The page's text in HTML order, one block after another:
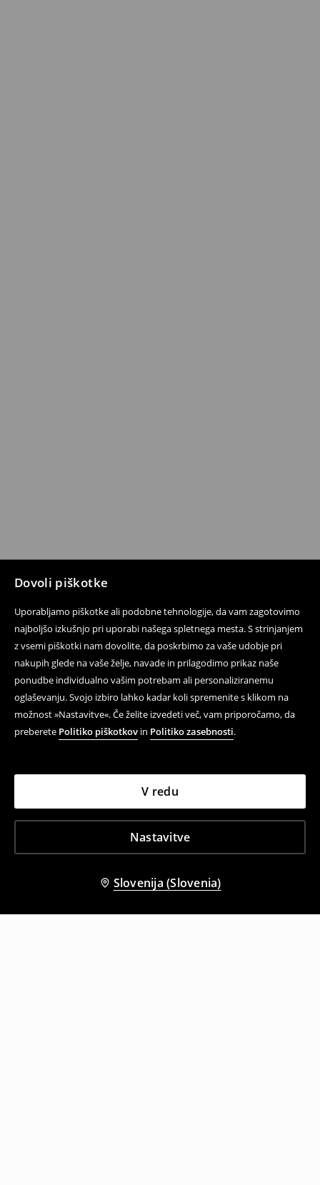
Dovoli piškotke
Uporabljamo piškotke ali podobne tehnologije, da vam zagotovimo
najboljšo izkušnjo pri uporabi našega spletnega mesta. S strinjanjem
z vsemi piškotki nam dovolite, da poskrbimo za vaše udobje pri
nakupih glede na vaše želje, navade in prilagodimo prikaz naše
ponudbe individualno vašim potrebam ali personaliziranemu
oglaševanju. Svojo izbiro lahko kadar koli spremenite s klikom na
možnost »Nastavitve«. Če želite izvedeti več, vam priporočamo, da
preberete Politiko piškotkov in Politiko zasebnosti.
Nastavitve
V redu
Slovenija (Slovenia)